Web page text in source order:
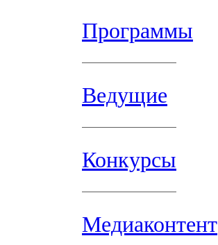
Программы
Ведущие
Конкурсы
Медиаконтент